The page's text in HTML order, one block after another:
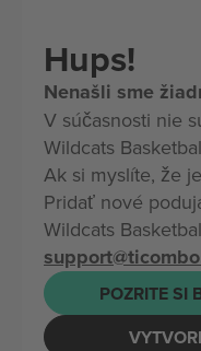
Hups!
Nenašli sme
V súčasnosti nie
Wildcats
Ak si myslíte, že
Pridať nové
Wildcats
POZRITE SI